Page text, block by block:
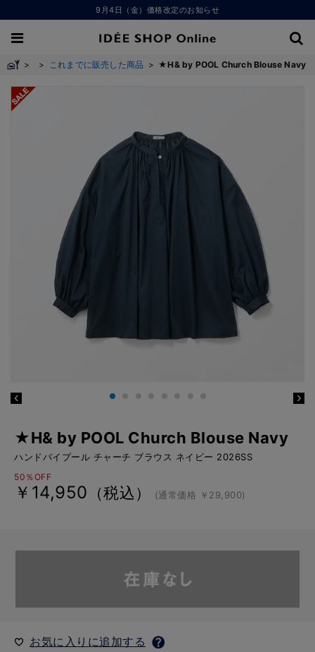
9月4日（金）価格改定のお知らせ
> > これまでに販売した商品 > ★H& by POOL Church Blouse Navy
★H& by POOL Church Blouse Navy
ハンドバイプール チャーチ ブラウス ネイビー 2026SS
50％OFF
￥14,950 （税込） (通常価格 ￥29,900)
お気に入りに追加する